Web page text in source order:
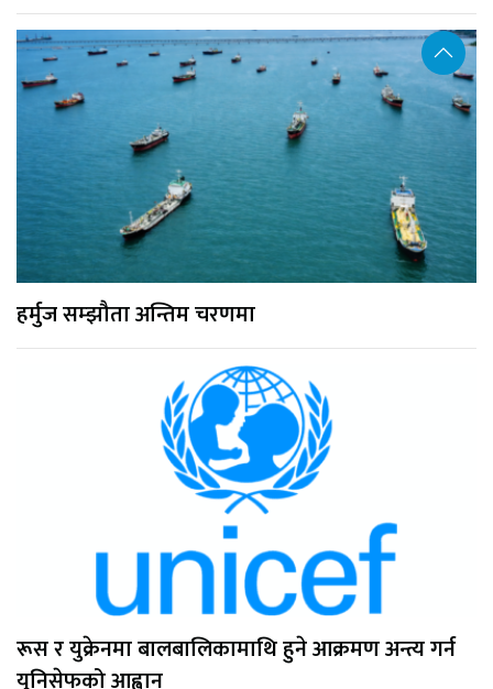
हर्मुज सम्झौता अन्तिम चरणमा
रूस र युक्रेनमा बालबालिकामाथि हुने आक्रमण अन्त्य गर्न
युनिसेफको आह्वान